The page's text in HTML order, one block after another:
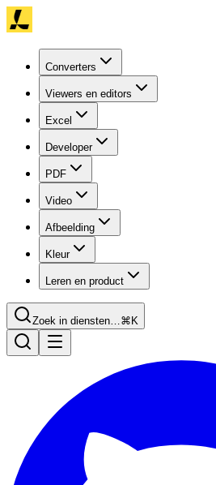
Converters
Viewers en editors
Excel
Developer
PDF
Video
Afbeelding
Kleur
Leren en product
Zoek in diensten…⌘K